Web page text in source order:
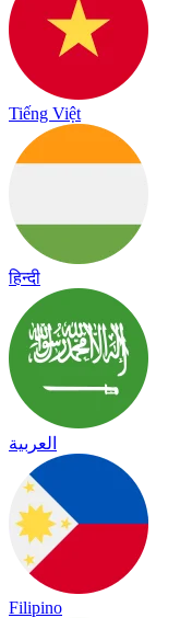
Tiếng Việt
हिन्दी
العربية
Filipino